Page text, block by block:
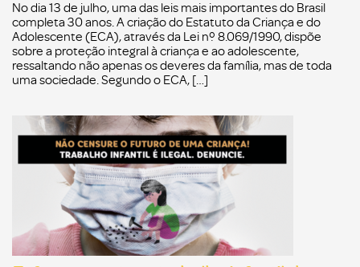
No dia 13 de julho, uma das leis mais importantes do Brasil
completa 30 anos. A criação do Estatuto da Criança e do
Adolescente (ECA), através da Lei nº 8.069/1990, dispõe
sobre a proteção integral à criança e ao adolescente,
ressaltando não apenas os deveres da família, mas de toda
uma sociedade. Segundo o ECA, […]